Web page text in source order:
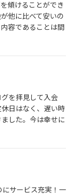
傾けることができ
他に比べて安いの
容であることは間
を拝見して入会
日はなく、遅い時
した。今は幸せに
にサービス充実！一